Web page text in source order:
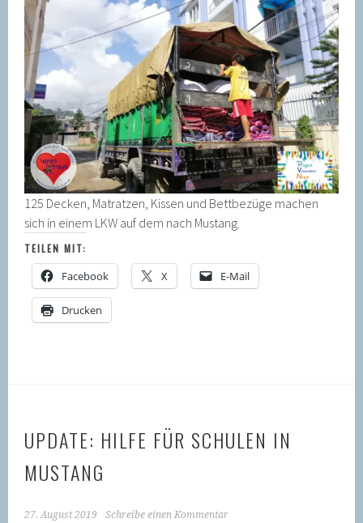
125 Decken, Matratzen, Kissen und Bettbezüge machen
sich in einem LKW auf dem nach Mustang.
TEILEN MIT:
Facebook X E-Mail
Drucken
UPDATE: HILFE FÜR SCHULEN IN
MUSTANG
27. August 2019 Schreibe einen Kommentar